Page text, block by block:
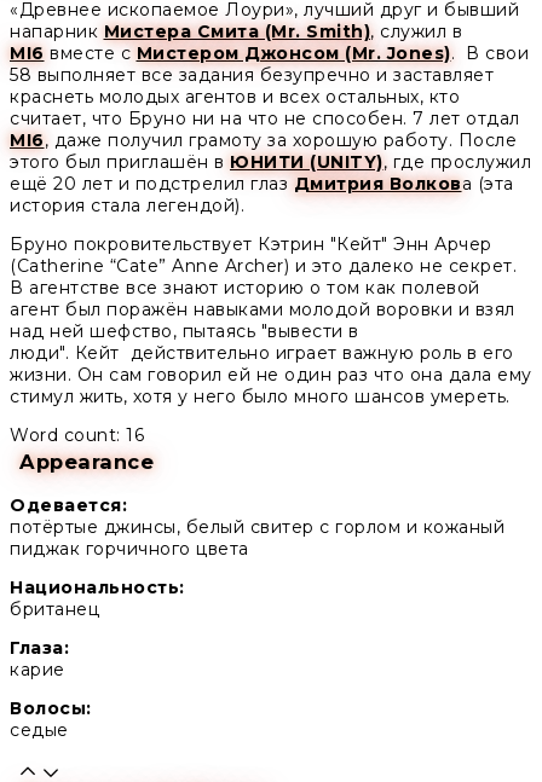
«Древнее ископаемое Лоури», лучший друг и бывший
напарник Мистера Смита (Mr. Smith), служил в
MI6 вместе с Мистером Джонсом (Mr. Jones). В свои
58 выполняет все задания безупречно и заставляет
краснеть молодых агентов и всех остальных, кто
считает, что Бруно ни на что не способен. 7 лет отдал
MI6, даже получил грамоту за хорошую работу. После
этого был приглашён в ЮНИТИ (UNITY), где прослужил
ещё 20 лет и подстрелил глаз Дмитрия Волкова (эта
история стала легендой).
Бруно покровительствует Кэтрин "Кейт" Энн Арчер
(Catherine “Cate” Anne Archer) и это далеко не секрет.
В агентстве все знают историю о том как полевой
агент был поражён навыками молодой воровки и взял
над ней шефство, пытаясь "вывести в
люди". Кейт действительно играет важную роль в его
жизни. Он сам говорил ей не один раз что она дала ему
стимул жить, хотя у него было много шансов умереть.
Word count: 16
Appearance
Одевается:
потёртые джинсы, белый свитер с горлом и кожаный
пиджак горчичного цвета
Национальность:
британец
Глаза:
карие
Волосы:
седые